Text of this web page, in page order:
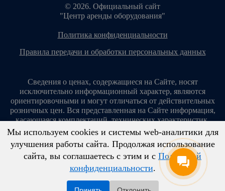
© 2026. Официальный сайт
"Центр аренды оборудования"
политика конфиденциальности
правила передачи и обработки персональных данных
Сведения о ценах, содержащиеся на Сайте, носят
исключительно информационный характер, являются
ориентировочными и могут отличаться от действительных
розничных цен. Вся представленная на Сайте информация,
касающаяся комплектаций, технических характеристик,
цветовых сочетаний, стоимости услуг, сервисного
обслуживания, дополнительного оборудования, условий
аренды оборудования и т. п., ни при каких условиях не
является публичной офертой, определяемой положениями
ст. 437 Гражданского кодекса Российской Федерации.
Копирование материалов с сайта без разрешения запрещено!
Мы используем cookies и системы web-аналитики для
улучшения работы сайта. Продолжая использование
сайта, вы соглашаетесь с этим и с Политикой
конфиденциальности.